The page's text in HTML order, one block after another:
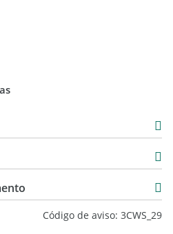
Código de aviso: 3CWS_29